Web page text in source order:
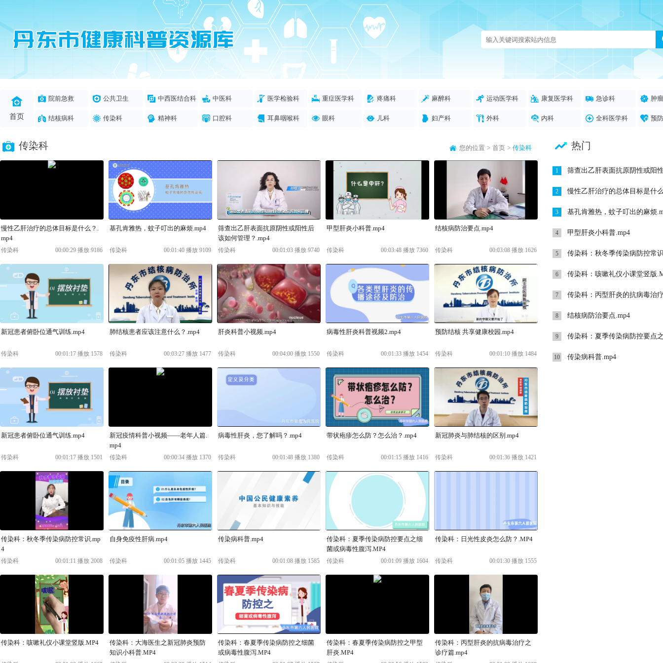
首页
院前急救 公共卫生 中西医结合科 中医科 医学检验科 重症医学科 疼痛科 麻醉科 运动医学科 康复医学科 急诊科 肿
结核病科 传染科 精神科 口腔科 耳鼻咽喉科 眼科 儿科 妇产科 外科 内科 全科医学科 预
传染科 您的位置 > 首页 > 传染科
慢性乙肝治疗的总体目标是什么？.
mp4
传染科 00:00:29 播放 9186
基孔肯雅热，蚊子叮出的麻烦.mp4
传染科 00:01:40 播放 9109
筛查出乙肝表面抗原阴性或阳性后
该如何管理？.mp4
传染科 00:01:03 播放 9740
甲型肝炎小科普.mp4
传染科 00:03:48 播放 7360
结核病防治要点.mp4
传染科 00:03:08 播放 1626
新冠患者俯卧位通气训练.mp4
传染科 00:01:17 播放 1578
肺结核患者应该注意什么？.mp4
传染科 00:03:27 播放 1477
肝炎科普小视频.mp4
传染科 00:04:00 播放 1550
病毒性肝炎科普视频2.mp4
传染科 00:01:33 播放 1454
预防结核 共享健康校园.mp4
传染科 00:01:10 播放 1484
新冠患者俯卧位通气训练.mp4
传染科 00:01:17 播放 1501
新冠疫情科普小视频——老年人篇.
mp4
传染科 00:00:34 播放 1370
病毒性肝炎，您了解吗？.mp4
传染科 00:01:48 播放 1380
带状疱疹怎么防？怎么治？.mp4
传染科 00:01:15 播放 1416
新冠肺炎与肺结核的区别.mp4
传染科 00:01:36 播放 1421
传染科：秋冬季传染病防控常识.mp
4
传染科 00:01:11 播放 2008
自身免疫性肝病.mp4
传染科 00:01:05 播放 1445
传染病科普.mp4
传染科 00:01:08 播放 1585
传染科：夏季传染病防控要点之细
菌或病毒性腹泻.MP4
传染科 00:01:09 播放 1604
传染科：日光性皮炎怎么防？.MP4
传染科 00:01:30 播放 1555
传染科：咳嗽礼仪小课堂竖版.MP4
传染科：大海医生之新冠肺炎预防
知识小科普.MP4
传染科：春夏季传染病防控之细菌
或病毒性腹泻.MP4
传染科：春夏季传染病防控之甲型
肝炎.MP4
传染科：丙型肝炎的抗病毒治疗之
诊疗篇.mp4
热门
1 筛查出乙肝表面抗原阴性或阳性后该如何管
2 慢性乙肝治疗的总体目标是什
3 基孔肯雅热，蚊子叮出的麻烦
4 甲型肝炎小科普.mp4
5 传染科：秋冬季传染病防控常
6 传染科：咳嗽礼仪小课堂竖版
7 传染科：丙型肝炎的抗病毒治疗之诊疗
8 结核病防治要点.mp4
9 传染科：夏季传染病防控要点之细菌或病毒性
10 传染病科普.mp4